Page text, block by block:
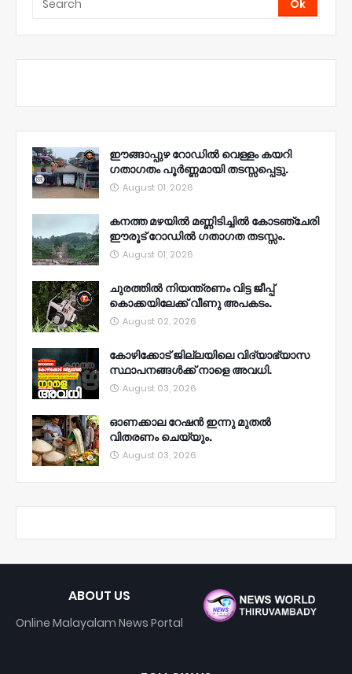
ഈങ്ങാപ്പുഴ റോഡിൽ വെള്ളം കയറി
ഗതാഗതം പൂർണ്ണമായി തടസ്സപ്പെട്ടു.
August 01, 2026
കനത്ത മഴയിൽ മണ്ണിടിച്ചിൽ കോടഞ്ചേരി
ഈരൂട് റോഡിൽ ഗതാഗത തടസ്സം.
August 01, 2026
ചുരത്തിൽ നിയന്ത്രണം വിട്ട ജീപ്പ്
കൊക്കയിലേക്ക് വീണു അപകടം.
August 02, 2026
കോഴിക്കോട് ജില്ലയിലെ വിദ്യാഭ്യാസ
സ്ഥാപനങ്ങൾക്ക് നാളെ അവധി.
August 03, 2026
ഓണക്കാല റേഷൻ ഇന്നു മുതല്‍
വിതരണം ചെയ്യും.
August 03, 2026
ABOUT US
Online Malayalam News Portal